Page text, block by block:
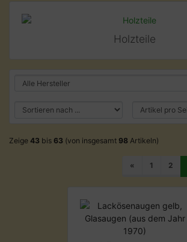
Holzteile
Zeige 43 bis 63 (von insgesamt 98 Artikeln)
« 1 2